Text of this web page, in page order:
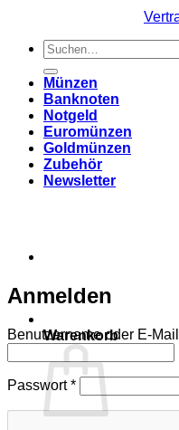
Warenkorb
Suchen
nach:
Münzen
Banknoten
Notgeld
Euromünzen
Goldmünzen
Zubehör
Newsletter
Anmelden
Benutzername oder E-
Passwort*Erforderlich